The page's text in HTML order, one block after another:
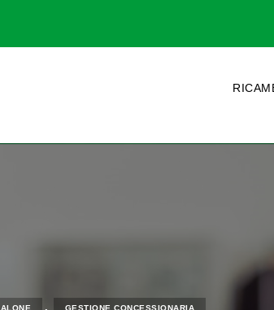
, GESTIONE CONCESSIONARIA